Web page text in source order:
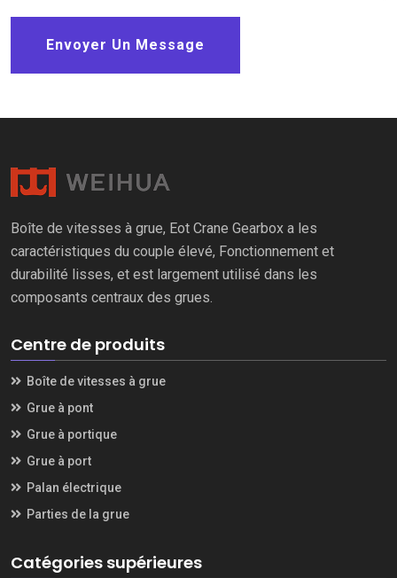
Envoyer Un Message
Boîte de vitesses à grue, Eot Crane Gearbox a les
caractéristiques du couple élevé, Fonctionnement et
durabilité lisses, et est largement utilisé dans les
composants centraux des grues.
Centre de produits
Boîte de vitesses à grue
Grue à pont
Grue à portique
Grue à port
Palan électrique
Parties de la grue
Catégories supérieures